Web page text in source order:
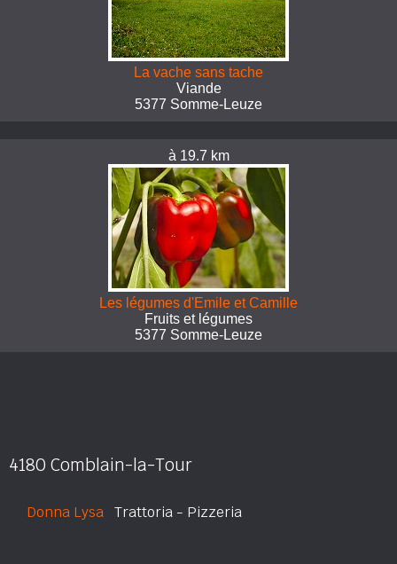
La vache sans tache
Viande
5377 Somme-Leuze
à 19.7 km
Les légumes d'Emile et Camille
Fruits et légumes
5377 Somme-Leuze
4180 Comblain-la-Tour
Donna Lysa Trattoria - Pizzeria